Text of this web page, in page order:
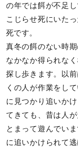
の年では餌が不足
こじらせ死にいた
死です。
真冬の餌のない時
なかなか得られな
探し歩きます。以
くの人が作業をし
に見つかり追いか
てきても、昔は人
とまって遊んでい
に追いかけられて